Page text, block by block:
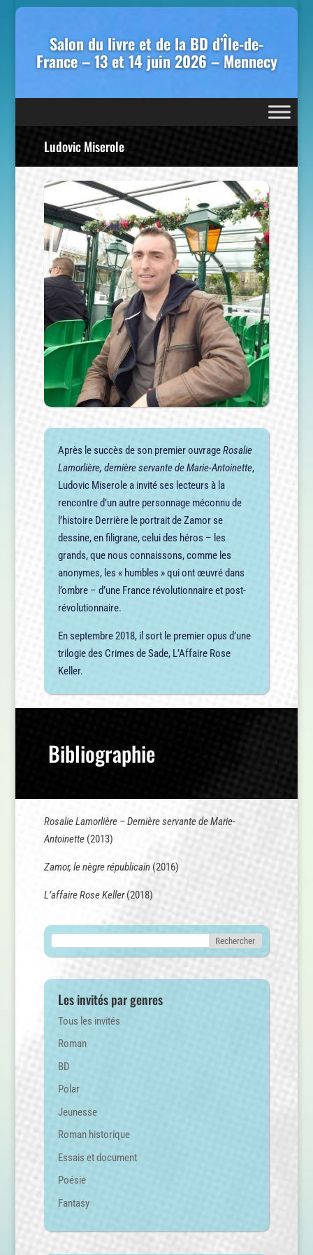
Salon du livre et de la BD d’Île-de-
France – 13 et 14 juin 2026 – Mennecy
Ludovic Miserole
Après le succès de son premier ouvrageRosalie
Lamorlière, dernière servante de Marie-Antoinette,
Ludovic Miserole a invité ses lecteurs à la
rencontre d’un autre personnage méconnu de
l’histoire Derrière le portrait de Zamor se
dessine, en filigrane, celui des héros – les
grands, que nous connaissons, comme les
anonymes, les « humbles » qui ont œuvré dans
l’ombre – d’une France révolutionnaire et post-
révolutionnaire.
En septembre 2018, il sort le premier opus d’une
trilogie des Crimes de Sade, L’Affaire Rose
Keller.
Bibliographie
Rosalie Lamorlière – Dernière servante de Marie-
Antoinette(2013)
Zamor, le nègre républicain(2016)
L’affaire Rose Keller(2018)
Les invités par genres
Tous les invités
Roman
BD
Polar
Jeunesse
Roman historique
Essais et document
Poésie
Fantasy